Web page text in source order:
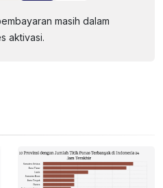
masih dalam
aktivasi.